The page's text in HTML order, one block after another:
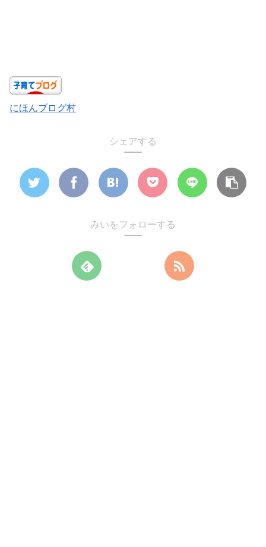
にほんブログ村
シェアする
みいをフォローする